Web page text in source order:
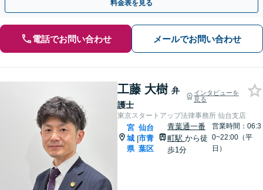
料金表を見る
電話でお問い合わせ メールでお問い合わせ
工藤 大樹 弁
護士
インタビューを
見る
東京スタートアップ法律事務所 仙台支店
宮
城
県
|
仙台
市青
葉区
青葉通一番
町駅 から徒
歩1分
営業時間：06:3
0~22:00（平
日）